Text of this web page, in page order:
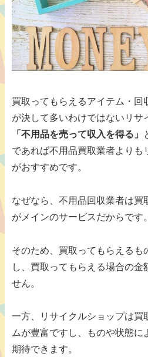
買取ってもらえるアイテム・回
が決して多いわけではないリサ
「不用品を売って収入を得る」
であれば不用品買取業者よりも
がおすすめです。
なぜなら、不用品回収業者は買
がメインのサービスだからです。
そのため、買取ってもらえるも
し、買取ってもらえる場合の金
せん。
一方、リサイクルショップは買
ムが豊富ですし、ものや状態に
期待できます。